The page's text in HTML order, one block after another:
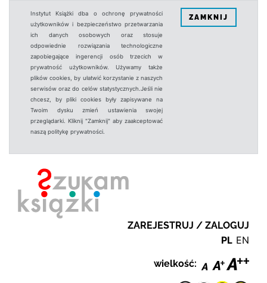
Instytut Książki dba o ochronę prywatności
użytkowników i bezpieczeństwo przetwarzania
ich danych osobowych oraz stosuje
odpowiednie rozwiązania technologiczne
zapobiegające ingerencji osób trzecich w
prywatność użytkowników. Używamy także
plików cookies, by ułatwić korzystanie z naszych
serwisów oraz do celów statystycznych.Jeśli nie
chcesz, by pliki cookies były zapisywane na
Twoim dysku zmień ustawienia swojej
przeglądarki. Kliknij "Zamknij" aby zaakceptować
naszą politykę prywatności.
ZAMKNIJ
ZAREJESTRUJ / ZALOGUJ
PL EN
wielkość: